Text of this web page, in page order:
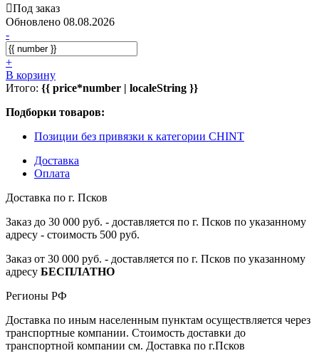
Под заказ
Обновлено 08.08.2026
-
+
В корзину
Итого: {{ price*number | localeString }}
Подборки товаров:
Позиции без привязки к категории CHINT
Доставка
Оплата
Доставка по г. Псков
Заказ до 30 000 руб. - доставляется по г. Псков по указанному
адресу - стоимость 500 руб.
Заказ от 30 000 руб. - доставляется по г. Псков по указанному
адресу БЕСПЛАТНО
Регионы РФ
Доставка по иным населенным пунктам осуществляется через
транспортные компании. Стоимость доставки до
транспортной компании см. Доставка по г.Псков